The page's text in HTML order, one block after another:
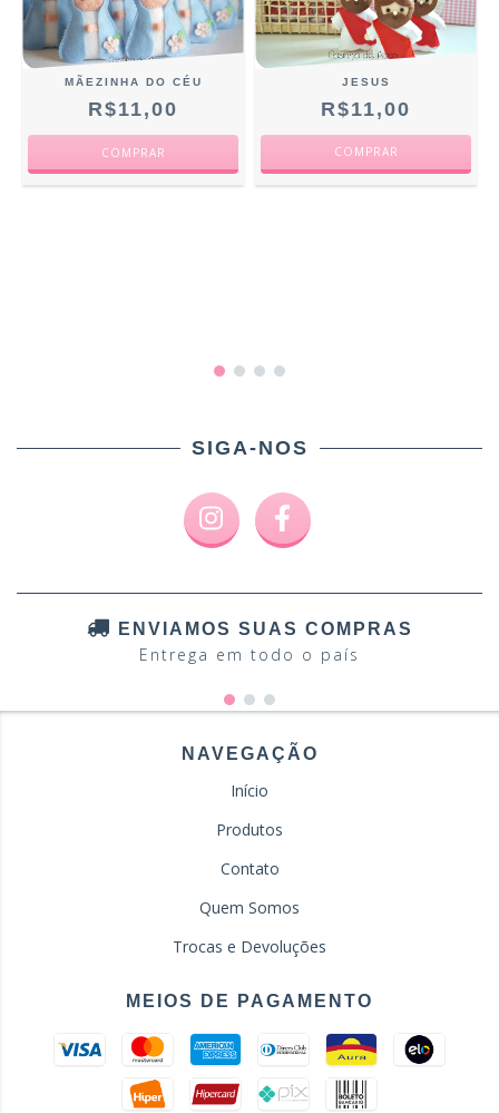
MÃEZINHA DO CÉU
R$11,00
JESUS
R$11,00
SIGA-NOS
ENVIAMOS SUAS COMPRAS
Entrega em todo o país
NAVEGAÇÃO
Início
Produtos
Contato
Quem Somos
Trocas e Devoluções
MEIOS DE PAGAMENTO